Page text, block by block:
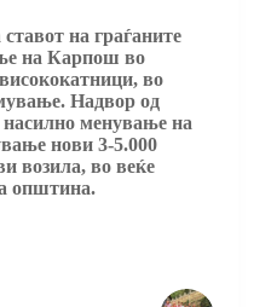
на граѓаните
на Карпош во
во
Надвор од
насилно менување на
нови 3-5.000
возила, во веќе
општина.